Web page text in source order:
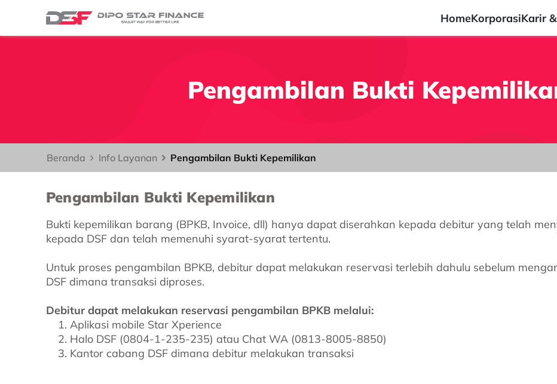
HomeKorporasiKarir
Pengambilan Bukti
Beranda Info Layanan Pengambilan Bukti Kepemilikan
Pengambilan Bukti Kepemilikan
Bukti kepemilikan barang (BPKB, Invoice, dll) hanya dapat diserahkan kepada debitur yang telah
kepada DSF dan telah memenuhi syarat-syarat tertentu.
Untuk proses pengambilan BPKB, debitur dapat melakukan reservasi terlebih dahulu sebelum
DSF dimana transaksi diproses.
Debitur dapat melakukan reservasi pengambilan BPKB melalui:
Aplikasi mobile Star Xperience
Halo DSF (0804-1-235-235) atau Chat WA (0813-8005-8850)
Kantor cabang DSF dimana debitur melakukan transaksi